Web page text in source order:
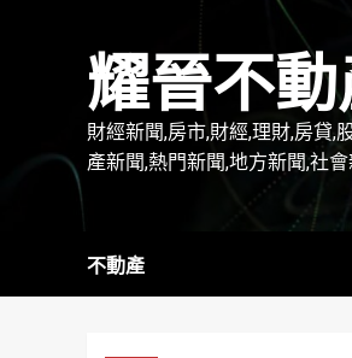
耀晉不
財經新聞,房市,財經,理財,房貸,
產新聞,熱門新聞,地方新聞,社會
不動產